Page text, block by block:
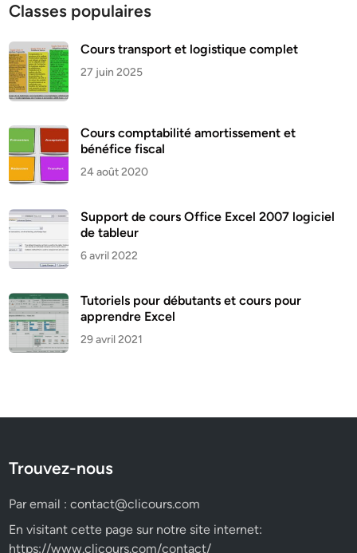
Classes populaires
Cours transport et logistique complet
27 juin 2025
Cours comptabilité amortissement et
bénéfice fiscal
24 août 2020
Support de cours Office Excel 2007 logiciel
de tableur
6 avril 2022
Tutoriels pour débutants et cours pour
apprendre Excel
29 avril 2021
Trouvez-nous
Par email :contact@clicours.com
En visitant cette page sur notre site internet:
https://www.clicours.com/contact/